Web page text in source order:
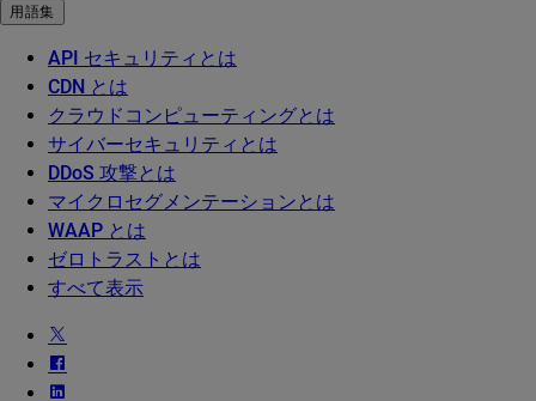
用語集
API セキュリティとは
CDN とは
クラウドコンピューティングとは
サイバーセキュリティとは
DDoS 攻撃とは
マイクロセグメンテーションとは
WAAP とは
ゼロトラストとは
すべて表示